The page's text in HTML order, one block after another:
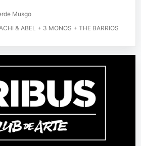
Musgo
& ABEL + 3 MONOS + THE BARRIOS